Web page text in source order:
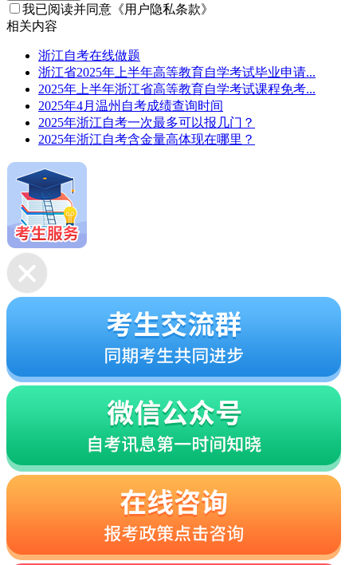
我已阅读并同意 《用户隐私条款》
相关内容
浙江自考在线做题
浙江省2025年上半年高等教育自学考试毕业申请...
2025年上半年浙江省高等教育自学考试课程免考...
2025年4月温州自考成绩查询时间
2025年浙江自考一次最多可以报几门？
2025年浙江自考含金量高体现在哪里？